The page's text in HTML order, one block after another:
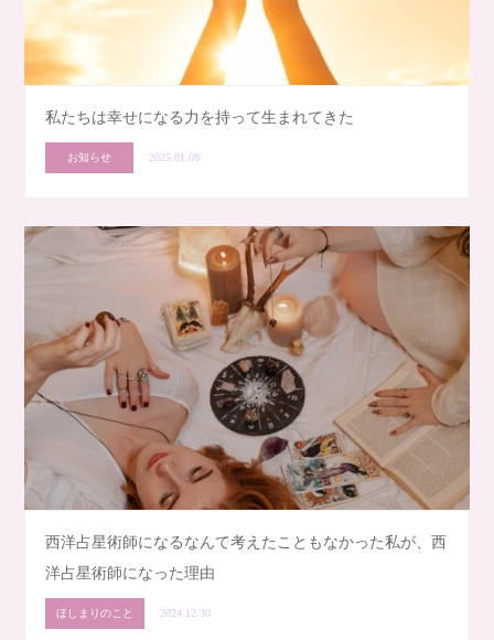
私たちは幸せになる力を持って生まれてきた
お知らせ 2025.01.08
西洋占星術師になるなんて考えたこともなかった私が、西
洋占星術師になった理由
ほしまりのこと 2024.12.30